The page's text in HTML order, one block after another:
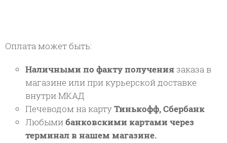
Оплата может быть:
Наличными по факту получения заказа в
магазине или при курьерской доставке
внутри МКАД
Печеводом на картуТинькофф, Сбербанк
Любымибанковскими картами через
терминал в нашем магазине.